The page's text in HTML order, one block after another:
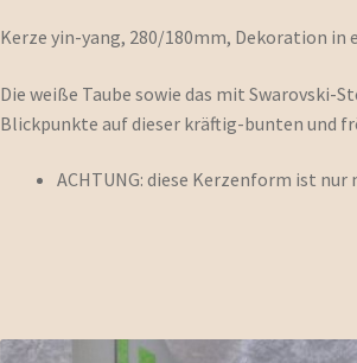
Kerze yin-yang, 280/180mm, Dekoration
Die weiße Taube sowie das mit Swarovski-
Blickpunkte auf dieser kräftig-bunten und
ACHTUNG: diese Kerzenform ist